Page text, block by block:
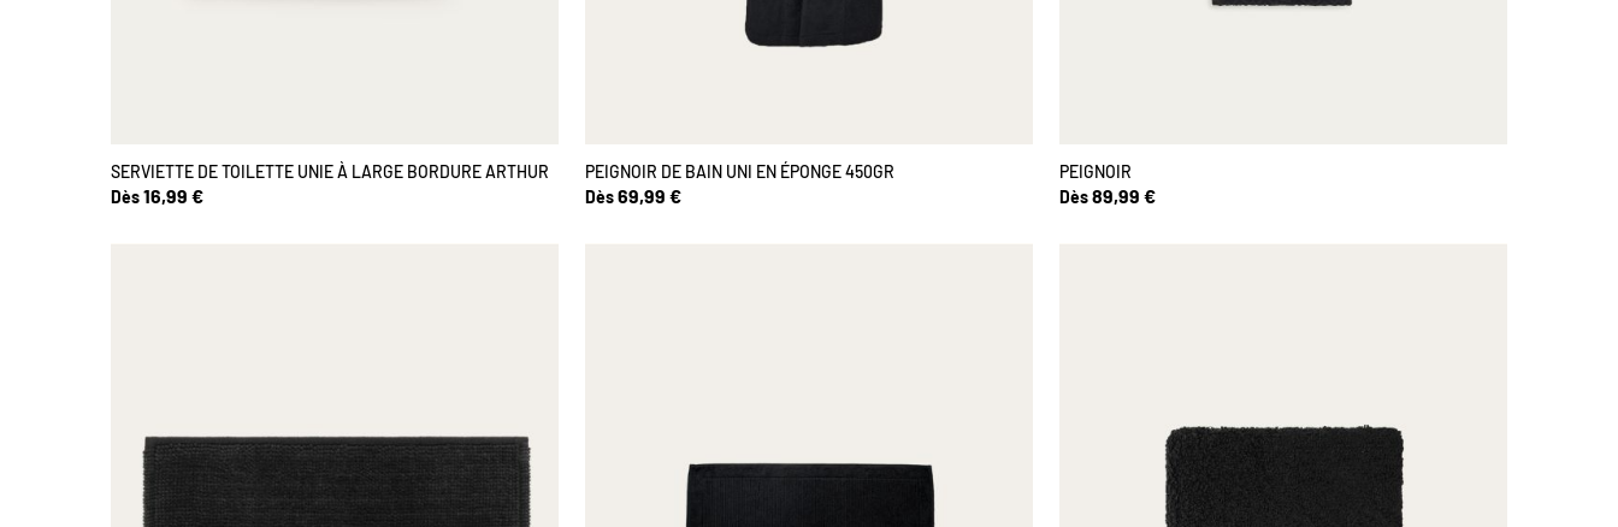
SERVIETTE DE TOILETTE UNIE À LARGE BORDURE ARTHUR
Dès16,99 €
PEIGNOIR DE BAIN UNI EN ÉPONGE 450GR
Dès69,99 €
PEIGNOIR
Dès89,99 €